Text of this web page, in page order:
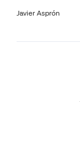
Javier Asprón